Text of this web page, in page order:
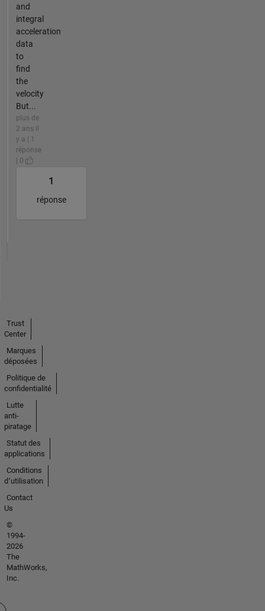
and
integral
acceleration
data
to
find
the
velocity
But...
plus de
2 ans il
y a | 1
réponse
| 0
1
réponse
Trust
Center
Marques
déposées
Politique de
confidentialité
Lutte
anti-
piratage
Statut des
applications
Conditions
d՚utilisation
Contact
Us
©
1994-
2026
The
MathWorks,
Inc.